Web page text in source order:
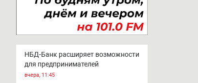
НБД-Банк расширяет возможности
для предпринимателей
вчера, 11:45